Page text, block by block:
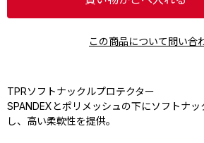
この商品について問い合
TPRソフトナックルプロテクター
SPANDEXとポリメッシュの下にソフトナ
し、高い柔軟性を提供。